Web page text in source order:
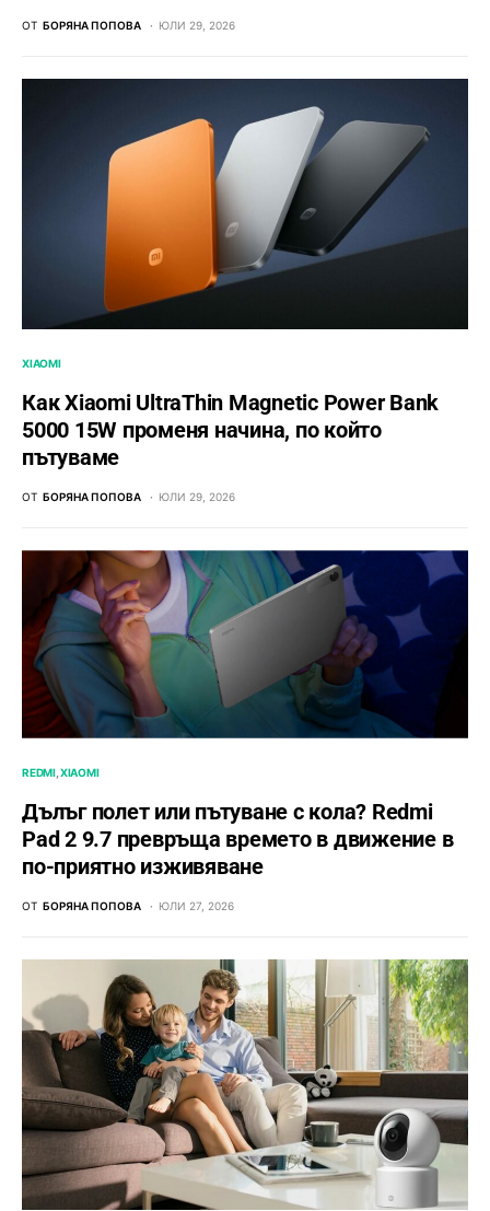
ОТ БОРЯНА ПОПОВА ЮЛИ 29, 2026
XIAOMI
Как Xiaomi UltraThin Magnetic Power Bank
5000 15W променя начина, по който
пътуваме
ОТ БОРЯНА ПОПОВА ЮЛИ 29, 2026
REDMI XIAOMI
Дълъг полет или пътуване с кола? Redmi
Pad 2 9.7 превръща времето в движение в
по-приятно изживяване
ОТ БОРЯНА ПОПОВА ЮЛИ 27, 2026